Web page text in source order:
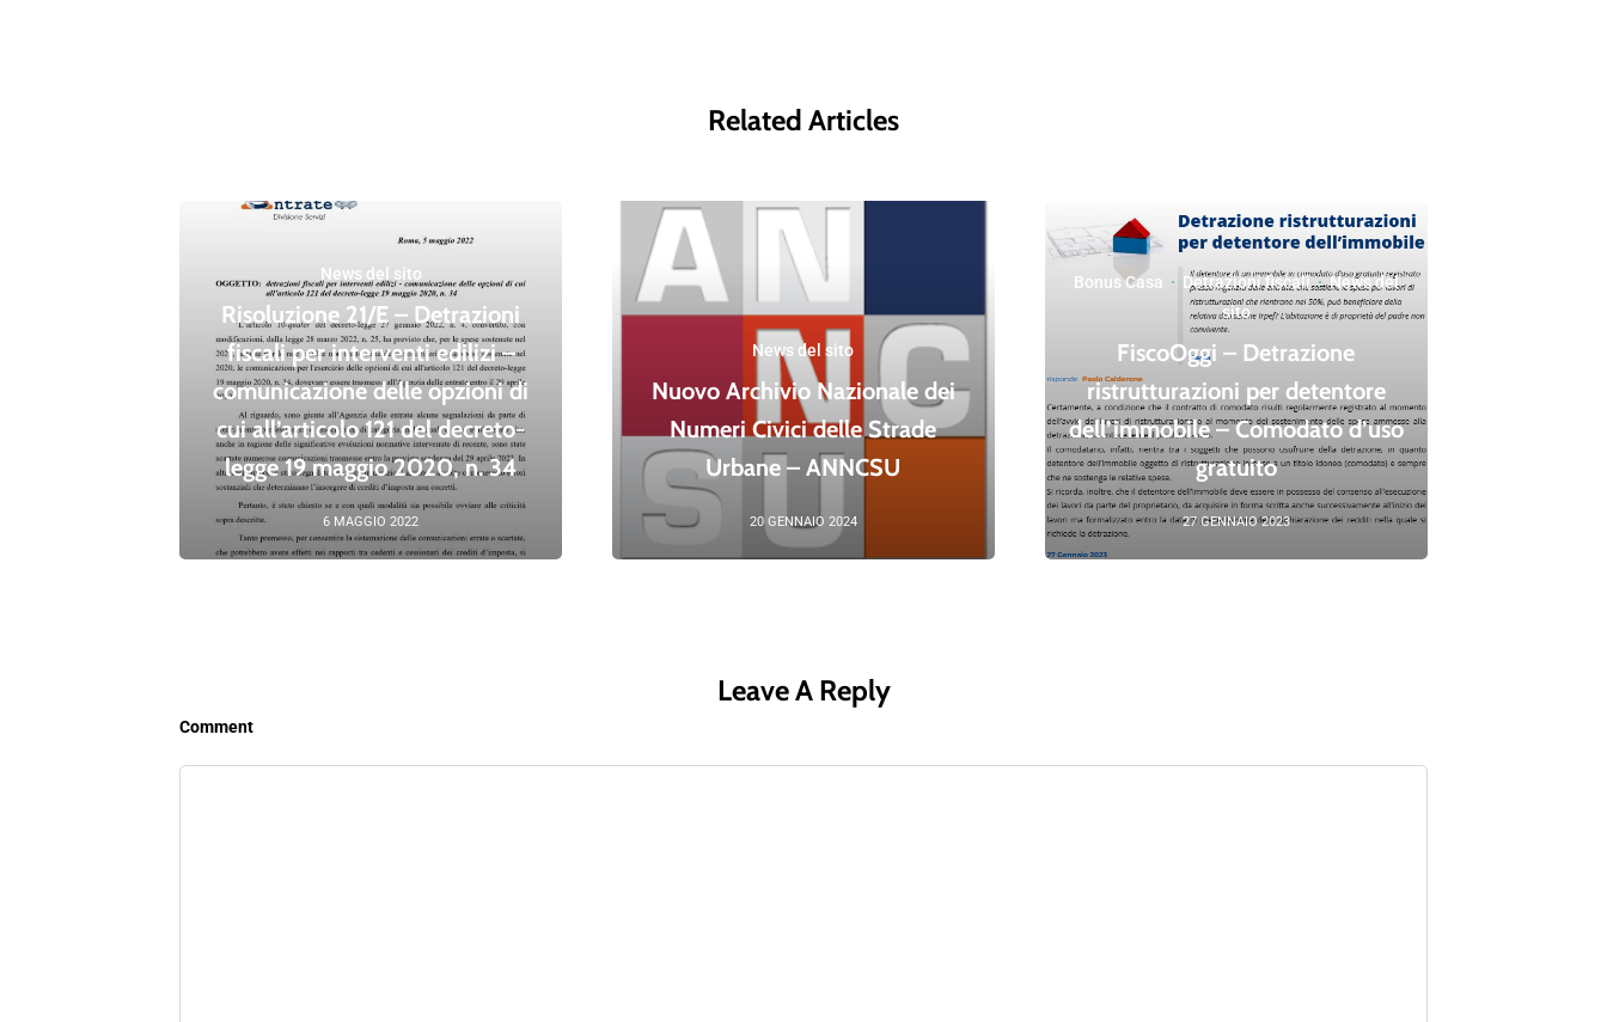
Related Articles
News del sito
Risoluzione 21/E – Detrazioni
fiscali per interventi edilizi –
comunicazione delle opzioni di
cui all’articolo 121 del decreto-
legge 19 maggio 2020, n. 34
6 MAGGIO 2022
News del sito
Nuovo Archivio Nazionale dei
Numeri Civici delle Strade
Urbane – ANNCSU
20 GENNAIO 2024
Bonus Casa · Detrazioni fiscali·News del
sito
FiscoOggi – Detrazione
ristrutturazioni per detentore
dell’immobile – Comodato d’uso
gratuito
27 GENNAIO 2023
Leave A Reply
Comment